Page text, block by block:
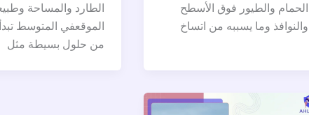
الحمام والطيور فوق الأسطح
والنوافذ وما يسببه من اتساخ
الطارد والمساحة
الموقعفي المتوسط
من حلول بسيطة مثل